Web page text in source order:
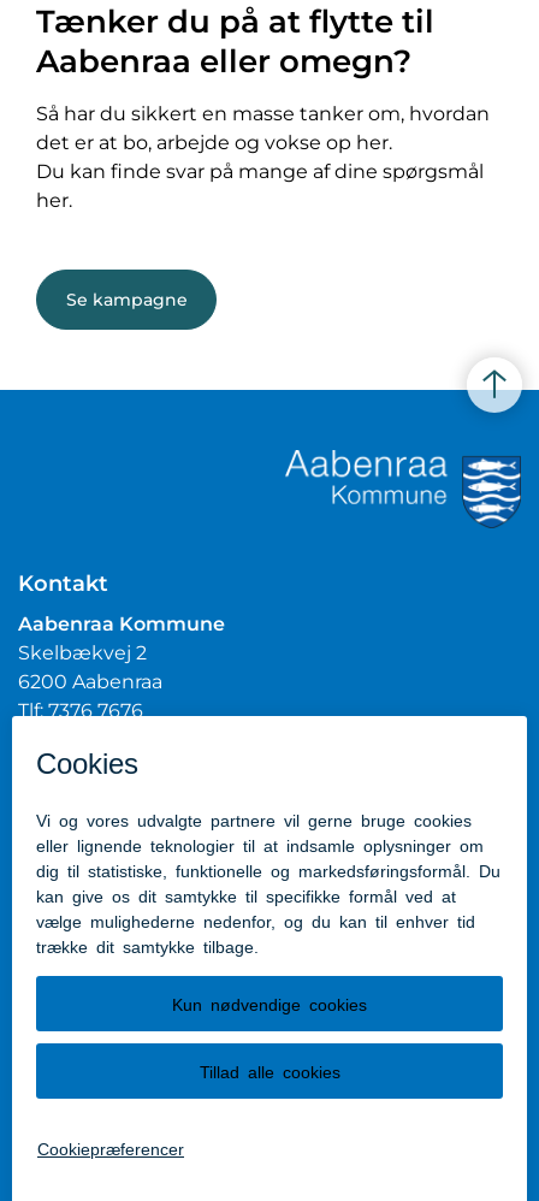
Tænker du på at flytte til
Aabenraa eller omegn?
Så har du sikkert en masse tanker om, hvordan
det er at bo, arbejde og vokse op her.
Du kan finde svar på mange af dine spørgsmål
her.
Se kampagne
Kontakt
Aabenraa Kommune
Skelbækvej 2
6200 Aabenraa
Tlf: 7376 7676
CVR.nr.: 29189854
Genveje
Kontakt kommunen
Presserum
Tilgængelighedserklæring
Følg os
Følg os på Facebook